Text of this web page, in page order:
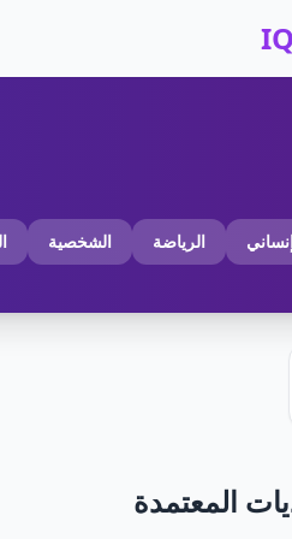
الرياضة الشخصية
المعتمدة